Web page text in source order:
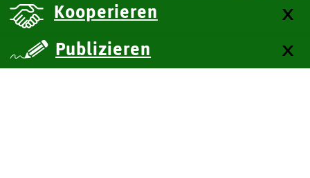
Publizieren
Kooperieren